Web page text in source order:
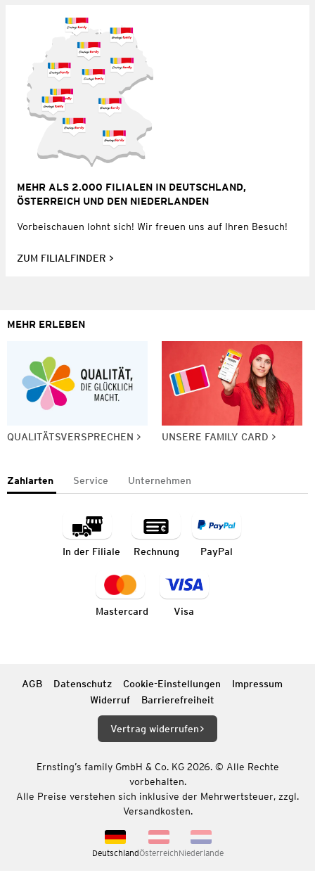
MEHR ALS 2.000 FILIALEN IN DEUTSCHLAND,
ÖSTERREICH UND DEN NIEDERLANDEN
Vorbeischauen lohnt sich! Wir freuen uns auf Ihren Besuch!
ZUM FILIALFINDER
MEHR ERLEBEN
QUALITÄTSVERSPRECHEN UNSERE FAMILY CARD
Zahlarten Service Unternehmen
In der Filiale Rechnung PayPal
Mastercard Visa
AGB Datenschutz Cookie-Einstellungen
Impressum
Widerruf
Barrierefreiheit
Vertrag widerrufen
Ernsting’s family GmbH & Co. KG 2026. © Alle Rechte
vorbehalten.
Alle Preise verstehen sich inklusive der Mehrwertsteuer, zzgl.
Versandkosten.
DeutschlandÖsterreichNiederlande